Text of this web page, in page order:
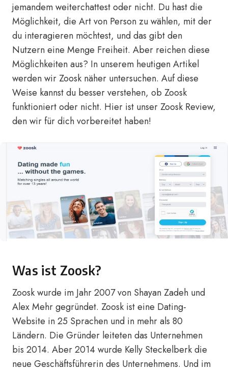
jemandem weiterchattest oder nicht. Du hast die
Möglichkeit, die Art von Person zu wählen, mit der
du interagieren möchtest, und das gibt den
Nutzern eine Menge Freiheit. Aber reichen diese
Möglichkeiten aus? In unserem heutigen Artikel
werden wir Zoosk näher untersuchen. Auf diese
Weise kannst du besser verstehen, ob Zoosk
funktioniert oder nicht. Hier ist unser Zoosk Review,
den wir für dich vorbereitet haben!
Was ist Zoosk?
Zoosk wurde im Jahr 2007 von Shayan Zadeh und
Alex Mehr gegründet. Zoosk ist eine Dating-
Website in 25 Sprachen und in mehr als 80
Ländern. Die Gründer leiteten das Unternehmen
bis 2014. Aber 2014 wurde Kelly Steckelberk die
neue Geschäftsführerin des Unternehmens. Und im